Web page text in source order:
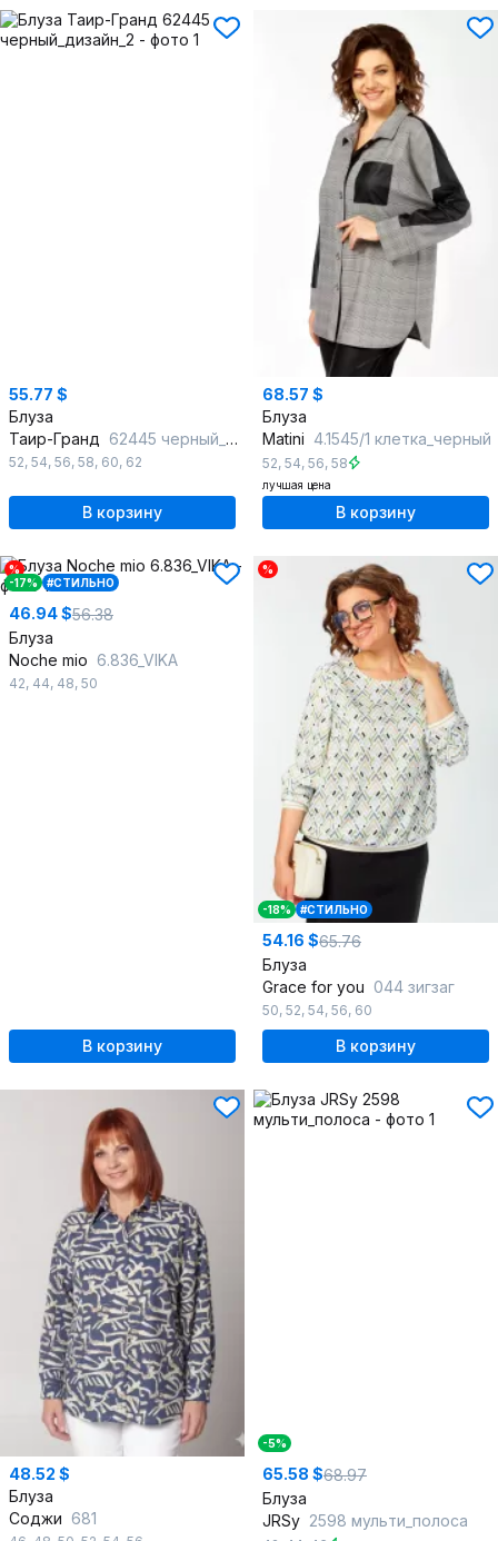
55.77 $
Блуза
Таир-Гранд 62445 черный_дизайн_2
52, 54, 56, 58, 60, 62
В корзину
68.57 $
Блуза
Matini 4.1545/1 клетка_черный
52, 54, 56, 58
лучшая цена
В корзину
%
-17%
#СТИЛЬНО
46.94 $56.38
Блуза
Noche mio 6.836_VIKA
42, 44, 48, 50
В корзину
%
-18% #СТИЛЬНО
54.16 $65.76
Блуза
Grace for you 044 зигзаг
50, 52, 54, 56, 60
В корзину
48.52 $
Блуза
Соджи 681
-5%
65.58 $68.97
Блуза
JRSy 2598 мульти_полоса